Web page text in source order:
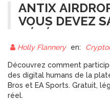
ANTIX
VOUS DEVEZ
L'ÉVÉNEMENT
DU TOKEN
Holly Flannery en:
Découvrez comment
des digital humans de la
Bros et EA Sports. Gratuit,
réel.